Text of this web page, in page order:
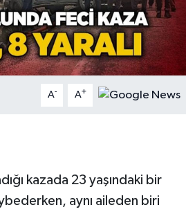
A- A+
kazada 23 yaşındaki bir
aynı aileden biri